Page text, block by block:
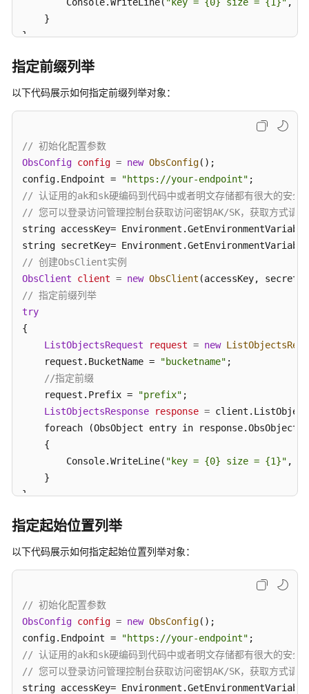
度
创
文
夹
置
对
象
属
性
置
对
象
生
期
重
写
响
获
自
义
数
图
片
处
理
判
    }
{
指定前缀列举
以下代码展示如何指定前缀列举对象：
// 初始化配置参数
ObsConfig config = new ObsConfig();
config.Endpoint =
"https://your-endpoint"
// 认证用的ak和sk硬编码到代码中或者明文存储都有很大的安全
// 您可以登录访问管理控制台获取访问密钥AK/SK，获取
string accessKey=
string secretKey=
// 创建ObsClient实例
ObsClient
client = new ObsClient
// 指定前缀列举
try
{
ListObjectsRequest
request = new
    request.BucketName =
"bucketname" ;
//指定前缀
    request.Prefix =
"prefix" ;
ListObjectsResponse
response =
    foreach (ObsObject entry in response.ObsObjects)
    {
        Console.WriteLine(
"key = {0} size = {1}" ,
    }
{
指定起始位置列举
以下代码展示如何指定起始位置列举对象：
// 初始化配置参数
ObsConfig config = new ObsConfig();
config.Endpoint =
"https://your-endpoint"
// 认证用的ak和sk硬编码到代码中或者明文存储都有很大的安全
// 您可以登录访问管理控制台获取访问密钥AK/SK，获取
string accessKey=